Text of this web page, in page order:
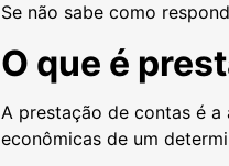
Se não sabe como
O que é
A prestação de contas é
econômicas de um